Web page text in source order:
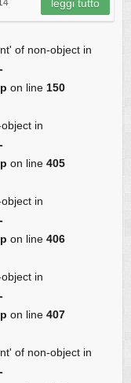
leggi tutto
of non-object in
on line 150
in
on line 405
in
on line 406
in
on line 407
of non-object in